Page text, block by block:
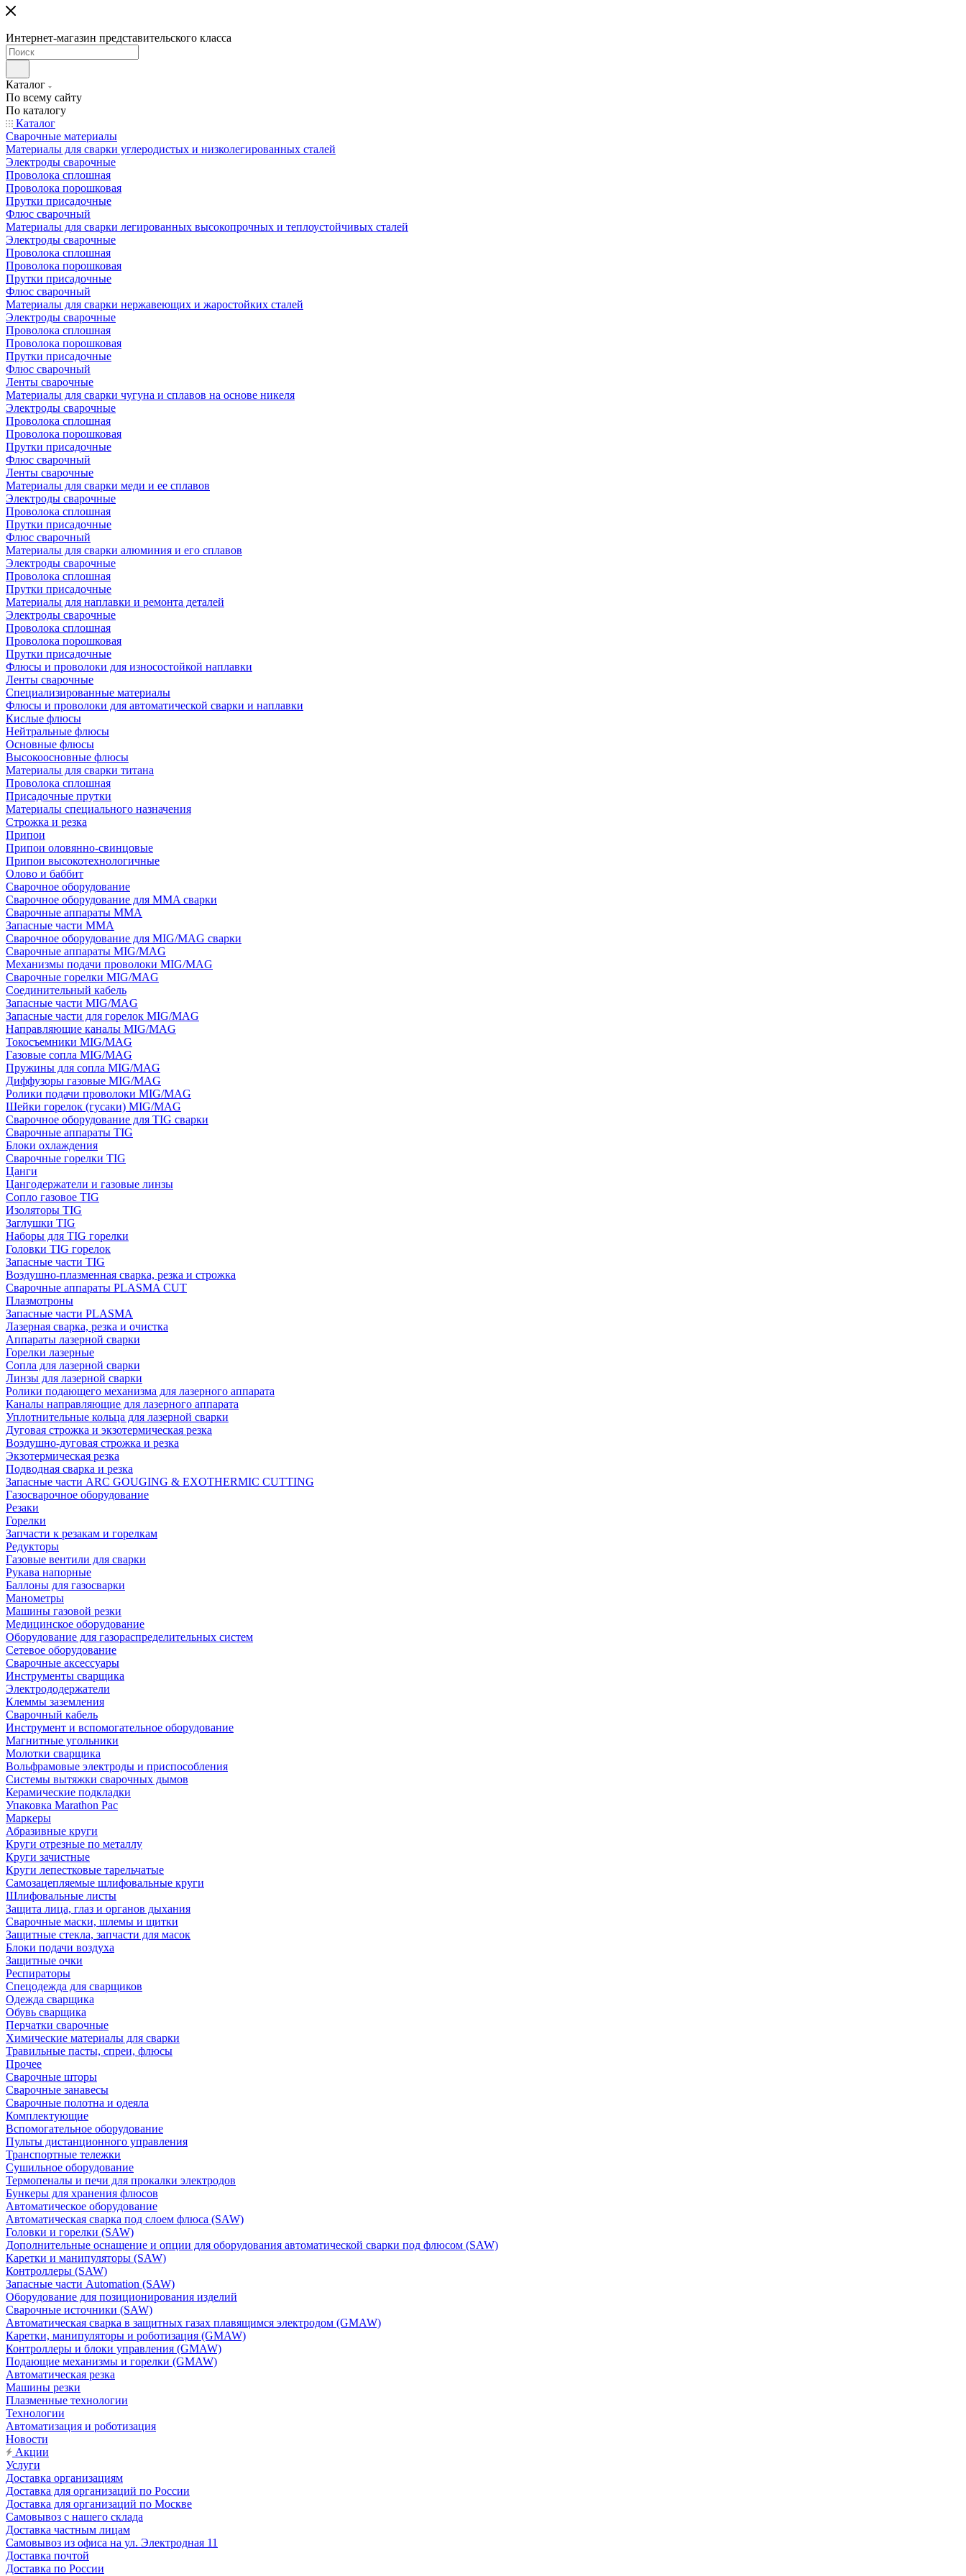
Интернет-магазин представительского класса
Каталог
По всему сайту
По каталогу
Каталог
Сварочные материалы
Материалы для сварки углеродистых и низколегированных сталей
Электроды сварочные
Проволока сплошная
Проволока порошковая
Прутки присадочные
Флюс сварочный
Материалы для сварки легированных высокопрочных и теплоустойчивых сталей
Электроды сварочные
Проволока сплошная
Проволока порошковая
Прутки присадочные
Флюс сварочный
Материалы для сварки нержавеющих и жаростойких сталей
Электроды сварочные
Проволока сплошная
Проволока порошковая
Прутки присадочные
Флюс сварочный
Ленты сварочные
Материалы для сварки чугуна и сплавов на основе никеля
Электроды сварочные
Проволока сплошная
Проволока порошковая
Прутки присадочные
Флюс сварочный
Ленты сварочные
Материалы для сварки меди и ее сплавов
Электроды сварочные
Проволока сплошная
Прутки присадочные
Флюс сварочный
Материалы для сварки алюминия и его сплавов
Электроды сварочные
Проволока сплошная
Прутки присадочные
Материалы для наплавки и ремонта деталей
Электроды сварочные
Проволока сплошная
Проволока порошковая
Прутки присадочные
Флюсы и проволоки для износостойкой наплавки
Ленты сварочные
Специализированные материалы
Флюсы и проволоки для автоматической сварки и наплавки
Кислые флюсы
Нейтральные флюсы
Основные флюсы
Высокоосновные флюсы
Материалы для сварки титана
Проволока сплошная
Присадочные прутки
Материалы специального назначения
Строжка и резка
Припои
Припои оловянно-свинцовые
Припои высокотехнологичные
Олово и баббит
Сварочное оборудование
Сварочное оборудование для MMA сварки
Сварочные аппараты MMA
Запасные части MMA
Сварочное оборудование для MIG/MAG сварки
Сварочные аппараты MIG/MAG
Механизмы подачи проволоки MIG/MAG
Сварочные горелки MIG/MAG
Соединительный кабель
Запасные части MIG/MAG
Запасные части для горелок MIG/MAG
Направляющие каналы MIG/MAG
Токосъемники MIG/MAG
Газовые сопла MIG/MAG
Пружины для сопла MIG/MAG
Диффузоры газовые MIG/MAG
Ролики подачи проволоки MIG/MAG
Шейки горелок (гусаки) MIG/MAG
Сварочное оборудование для TIG сварки
Сварочные аппараты TIG
Блоки охлаждения
Сварочные горелки TIG
Цанги
Цангодержатели и газовые линзы
Сопло газовое TIG
Изоляторы TIG
Заглушки TIG
Наборы для TIG горелки
Головки TIG горелок
Запасные части TIG
Воздушно-плазменная сварка, резка и строжка
Сварочные аппараты PLASMA CUT
Плазмотроны
Запасные части PLASMA
Лазерная сварка, резка и очистка
Аппараты лазерной сварки
Горелки лазерные
Сопла для лазерной сварки
Линзы для лазерной сварки
Ролики подающего механизма для лазерного аппарата
Каналы направляющие для лазерного аппарата
Уплотнительные кольца для лазерной сварки
Дуговая строжка и экзотермическая резка
Воздушно-дуговая строжка и резка
Экзотермическая резка
Подводная сварка и резка
Запасные части ARC GOUGING & EXOTHERMIC CUTTING
Газосварочное оборудование
Резаки
Горелки
Запчасти к резакам и горелкам
Редукторы
Газовые вентили для сварки
Рукава напорные
Баллоны для газосварки
Манометры
Машины газовой резки
Медицинское оборудование
Оборудование для газораспределительных систем
Сетевое оборудование
Сварочные аксессуары
Инструменты сварщика
Электрододержатели
Клеммы заземления
Сварочный кабель
Инструмент и вспомогательное оборудование
Магнитные угольники
Молотки сварщика
Вольфрамовые электроды и приспособления
Системы вытяжки сварочных дымов
Керамические подкладки
Упаковка Marathon Pac
Маркеры
Абразивные круги
Круги отрезные по металлу
Круги зачистные
Круги лепестковые тарельчатые
Самозацепляемые шлифовальные круги
Шлифовальные листы
Защита лица, глаз и органов дыхания
Сварочные маски, шлемы и щитки
Защитные стекла, запчасти для масок
Блоки подачи воздуха
Защитные очки
Респираторы
Спецодежда для сварщиков
Одежда сварщика
Обувь сварщика
Перчатки сварочные
Химические материалы для сварки
Травильные пасты, спреи, флюсы
Прочее
Сварочные шторы
Сварочные занавесы
Сварочные полотна и одеяла
Комплектующие
Вспомогательное оборудование
Пульты дистанционного управления
Транспортные тележки
Сушильное оборудование
Термопеналы и печи для прокалки электродов
Бункеры для хранения флюсов
Автоматическое оборудование
Автоматическая сварка под слоем флюса (SAW)
Головки и горелки (SAW)
Дополнительные оснащение и опции для оборудования автоматической сварки под флюсом (SAW)
Каретки и манипуляторы (SAW)
Контроллеры (SAW)
Запасные части Automation (SAW)
Оборудование для позиционирования изделий
Сварочные источники (SAW)
Автоматическая сварка в защитных газах плавящимся электродом (GMAW)
Каретки, манипуляторы и роботизация (GMAW)
Контроллеры и блоки управления (GMAW)
Подающие механизмы и горелки (GMAW)
Автоматическая резка
Машины резки
Плазменные технологии
Технологии
Автоматизация и роботизация
Новости
Акции
Услуги
Доставка организациям
Доставка для организаций по России
Доставка для организаций по Москве
Самовывоз с нашего склада
Доставка частным лицам
Самовывоз из офиса на ул. Электродная 11
Доставка почтой
Доставка по России